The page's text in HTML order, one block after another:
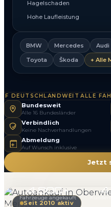
Hagelschaden
Hohe Laufleistung
BMW Mercedes Audi
Toyota
Škoda + Alle
DEUTSCHLANDWEIT·ALLE
Bundesweit
Alle 16 Bundesländer
Verbindlich
Keine Nachverhandlungen
Abmeldung
Auf Wunsch inklusive
Jetzt
Seit 2010 aktiv
4.800+
Fahrzeuge angekauft